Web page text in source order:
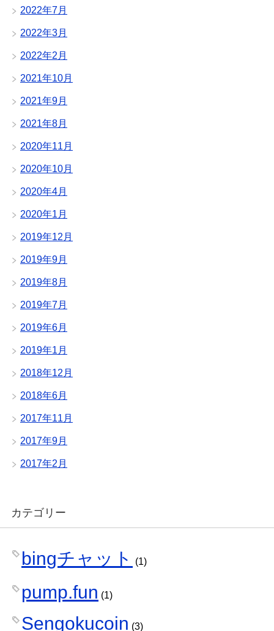
2022年7月
2022年3月
2022年2月
2021年10月
2021年9月
2021年8月
2020年11月
2020年10月
2020年4月
2020年1月
2019年12月
2019年9月
2019年8月
2019年7月
2019年6月
2019年1月
2018年12月
2018年6月
2017年11月
2017年9月
2017年2月
カテゴリー
bingチャット (1)
pump.fun (1)
Sengokucoin (3)